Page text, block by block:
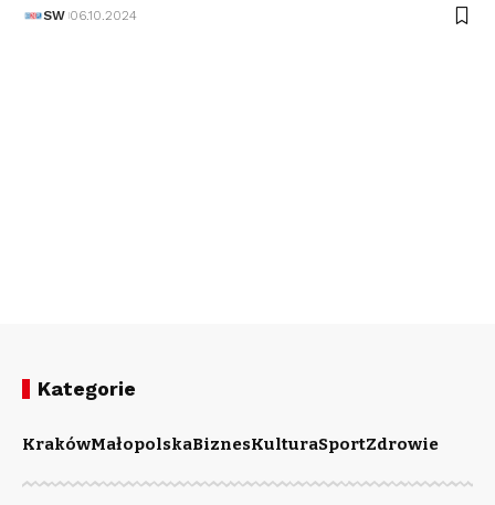
SW 06.10.2024
Kategorie
KrakówMałopolskaBiznesKulturaSportZdrowie